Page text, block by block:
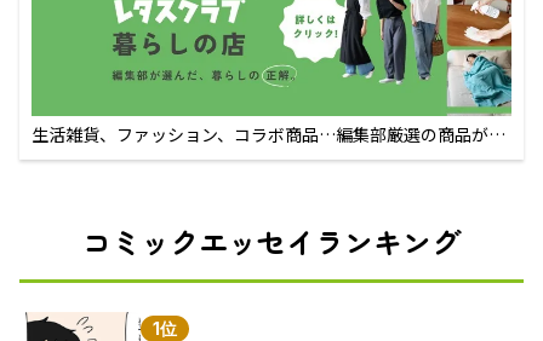
生活雑貨、ファッション、コラボ商品…編集部厳選の商品が買
えるECサイト
コミックエッセイランキング
1位